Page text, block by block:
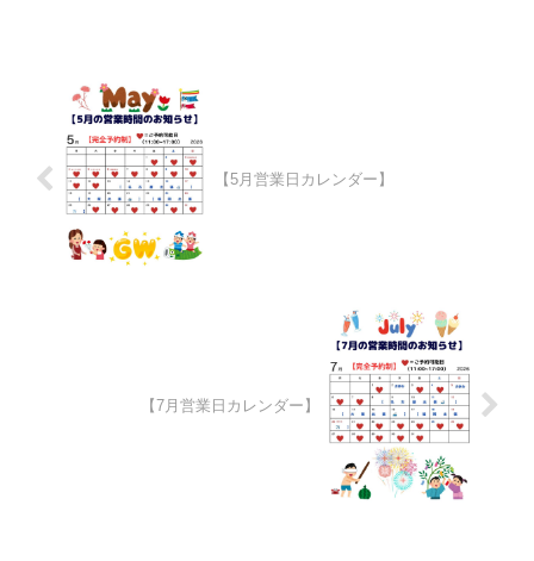
【5月営業日カレンダー】
【7月営業日カレンダー】